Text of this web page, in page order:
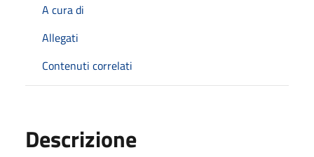
A cura di
Allegati
Contenuti correlati
Descrizione